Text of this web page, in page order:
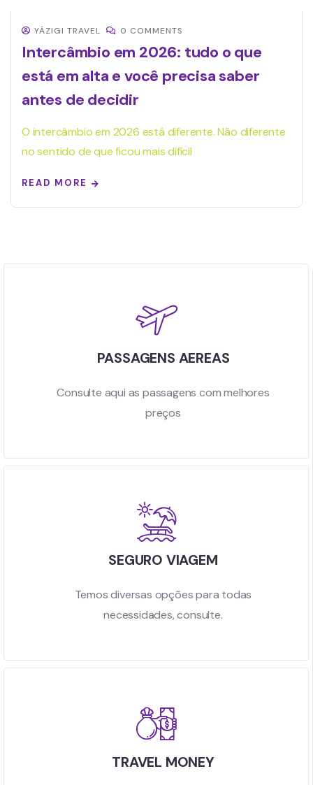
YÁZIGI TRAVEL 0 COMMENTS
Intercâmbio em 2026: tudo o que
está em alta e você precisa saber
antes de decidir
O intercâmbio em 2026 está diferente. Não diferente
no sentido de que ficou mais difícil
READ MORE
PASSAGENS AEREAS
Consulte aqui as passagens com melhores
preços
SEGURO VIAGEM
Temos diversas opções para todas
necessidades, consulte.
TRAVEL MONEY